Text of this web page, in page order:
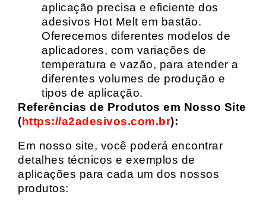
aplicação precisa e eficiente dos
adesivos Hot Melt em bastão.
Oferecemos diferentes modelos de
aplicadores, com variações de
temperatura e vazão, para atender a
diferentes volumes de produção e
tipos de aplicação.
Referências de Produtos em Nosso Site
(https://a2adesivos.com.br):
Em nosso site, você poderá encontrar
detalhes técnicos e exemplos de
aplicações para cada um dos nossos
produtos: